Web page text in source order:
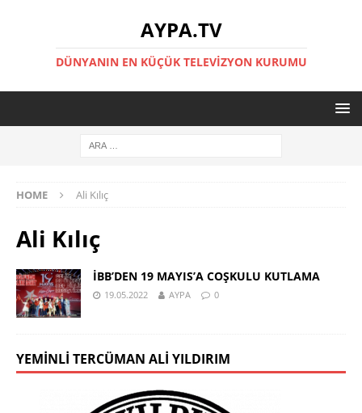
AYPA.TV
DÜNYANIN EN KÜÇÜK TELEVIZYON KURUMU
HOME Ali Kılıç
Ali Kılıç
İBB’DEN 19 MAYIS’A COŞKULU KUTLAMA
19.05.2022 AYPA 0
YEMINLI TERCÜMAN ALI YILDIRIM